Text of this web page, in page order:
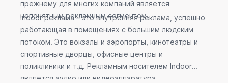
прежнему для многих компаний является
непонятным рекламным сегментом.
Indoor реклама – это внутренняя реклама, успешно
работающая в помещениях с большим людским
потоком. Это вокзалы и аэропорты, кинотеатры и
спортивные дворцы, офисные центры и
поликлиники и т.д. Рекламным носителем Indoor
является аудио или видеоаппаратура,